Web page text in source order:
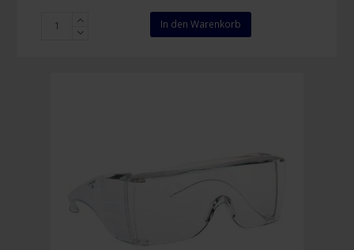
Honeywell
In den Warenkorb